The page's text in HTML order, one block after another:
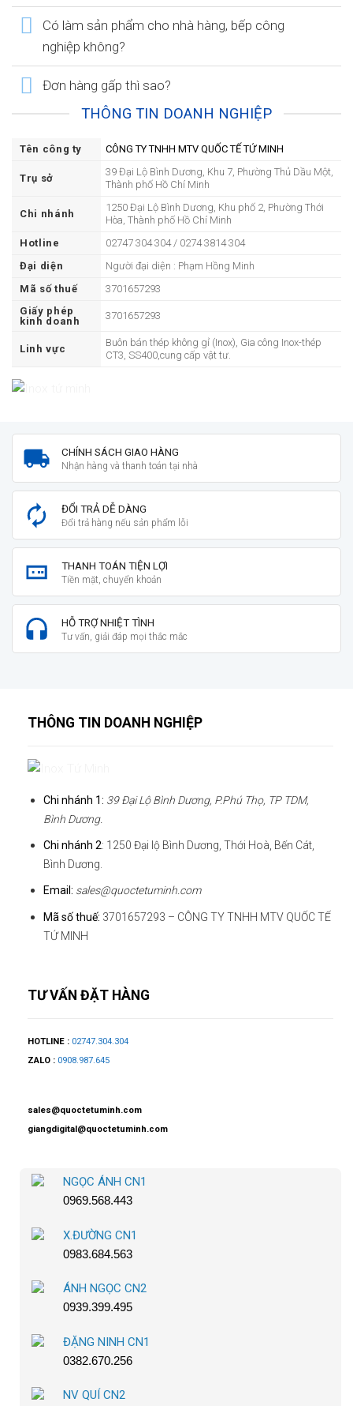
Có làm sản phẩm cho nhà hàng, bếp công
nghiệp không?
Đơn hàng gấp thì sao?
THÔNG TIN DOANH NGHIỆP
Tên công ty CÔNG TY TNHH MTV QUỐC TẾ TỨ MINH
Trụ sở
39 Đại Lộ Bình Dương, Khu 7, Phường Thủ Dầu Một,
Thành phố Hồ Chí Minh
Chi nhánh
1250 Đại Lộ Bình Dương, Khu phố 2, Phường Thới
Hòa, Thành phố Hồ Chí Minh
Hotline
02747 304 304 / 0274 3814 304
Đại diện
Người đại diện : Phạm Hồng Minh
Mã số thuế
3701657293
Giấy phép
kinh doanh
3701657293
Linh vực
Buôn bán thép không gỉ (Inox), Gia công Inox-thép
CT3, SS400,cung cấp vật tư.
CHÍNH SÁCH GIAO HÀNG
Nhận hàng và thanh toán tại nhà
ĐỔI TRẢ DỄ DÀNG
Đổi trả hàng nếu sản phẩm lỗi
THANH TOÁN TIỆN LỢI
Tiền mặt, chuyển khoản
HỖ TRỢ NHIỆT TÌNH
Tư vấn, giải đáp mọi thắc mắc
THÔNG TIN DOANH NGHIỆP
Chi nhánh 1: 39 Đại Lộ Bình Dương, P.Phú Thọ, TP TDM,
Bình Dương.
Chi nhánh 2: 1250 Đại lộ Bình Dương, Thới Hoà, Bến Cát,
Bình Dương.
Email: sales@quoctetuminh.com
Mã số thuế: 3701657293 – CÔNG TY TNHH MTV QUỐC TẾ
TỨ MINH
TƯ VẤN ĐẶT HÀNG
HOTLINE : 02747.304.304
ZALO : 0908.987.645
sales@quoctetuminh.com
giangdigital@quoctetuminh.com
NGỌC ÁNH CN1
0969.568.443
X.ĐƯỜNG CN1
0983.684.563
ÁNH NGỌC CN2
0939.399.495
ĐẶNG NINH CN1
0382.670.256
NV QUÍ CN2